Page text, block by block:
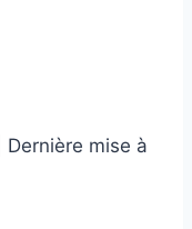
Dernière mise à